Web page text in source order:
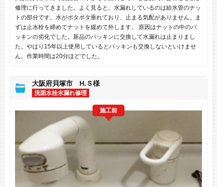
修理に行ってきました。よく見ると、水漏れしているのは給水管のナッ
トの部分です。水がポタポタ垂れており、止まる気配がありません。ま
ずは止水栓を締めてナットを緩めて外します。 原因はナットの中のパ
ッキンの劣化でした。新品のパッキンに交換して水漏れは止まりまし
た。やはり15年以上使用しているとパッキンも交換しないといけませ
ん。作業時間は20分ほどでした。
大阪府貝塚市 H.Ｓ様
洗面水栓水漏れ修理
施工前